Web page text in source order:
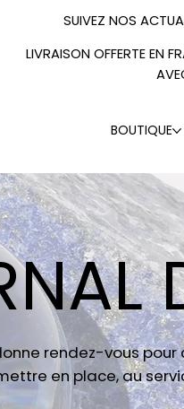
SUIVEZ NOS
BOUTIQUE
LIVRAISON OFFERTE EN
rendez-vous
en place, au